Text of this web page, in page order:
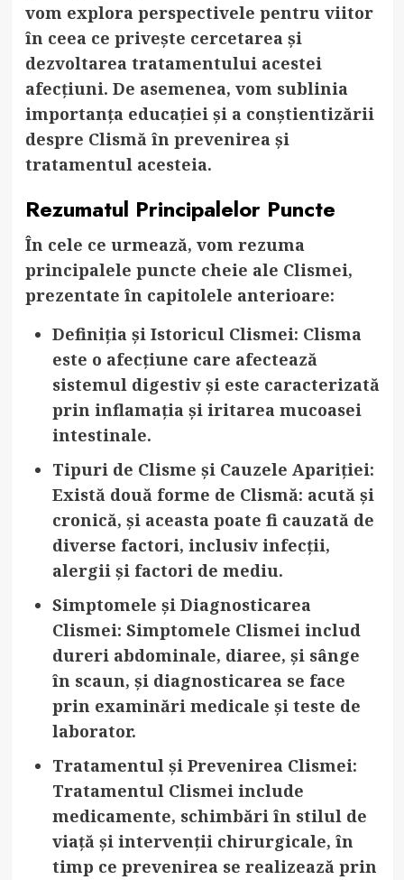
vom explora perspectivele pentru viitor
în ceea ce privește cercetarea și
dezvoltarea tratamentului acestei
afecțiuni. De asemenea, vom sublinia
importanța educației și a conștientizării
despre Clismă în prevenirea și
tratamentul acesteia.
Rezumatul Principalelor Puncte
În cele ce urmează, vom rezuma
principalele puncte cheie ale Clismei,
prezentate în capitolele anterioare:
Definiția și Istoricul Clismei: Clisma
este o afecțiune care afectează
sistemul digestiv și este caracterizată
prin inflamația și iritarea mucoasei
intestinale.
Tipuri de Clisme și Cauzele Apariției:
Există două forme de Clismă: acută și
cronică, și aceasta poate fi cauzată de
diverse factori, inclusiv infecții,
alergii și factori de mediu.
Simptomele și Diagnosticarea
Clismei: Simptomele Clismei includ
dureri abdominale, diaree, și sânge
în scaun, și diagnosticarea se face
prin examinări medicale și teste de
laborator.
Tratamentul și Prevenirea Clismei:
Tratamentul Clismei include
medicamente, schimbări în stilul de
viață și intervenții chirurgicale, în
timp ce prevenirea se realizează prin